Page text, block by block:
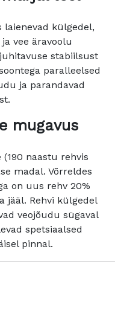
laienevad külgedel,
vee äravoolu
stabiilsust
paralleelsed
ja parandavad
mugavus
naastu rehvis
madal. Võrreldes
on uus rehv 20%
jääl. Rehvi külgedel
veojõudu sügaval
spetsiaalsed
pinnal.